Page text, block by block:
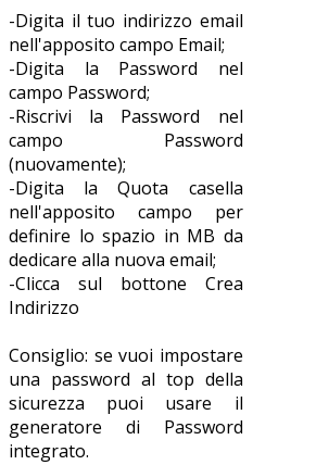
-Digita il tuo indirizzo email
nell'apposito campo Email;
-Digita la Password nel
campo Password;
-Riscrivi la Password nel
campo Password
(nuovamente);
-Digita la Quota casella
nell'apposito campo per
definire lo spazio in MB da
dedicare alla nuova email;
-Clicca sul bottone Crea
Indirizzo
Consiglio: se vuoi impostare
una password al top della
sicurezza puoi usare il
generatore di Password
integrato.